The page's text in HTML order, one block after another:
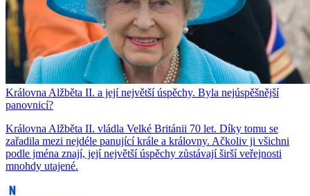
Královna Alžběta II. a její největší úspěchy. Byla nejúspěšnější
panovnicí?
Královna Alžběta II. vládla Velké Británii 70 let. Díky tomu se
zařadila mezi nejdéle panující krále a královny. Ačkoliv ji všichni
podle jména znají, její největší úspěchy zůstávají širší veřejnosti
mnohdy utajené.